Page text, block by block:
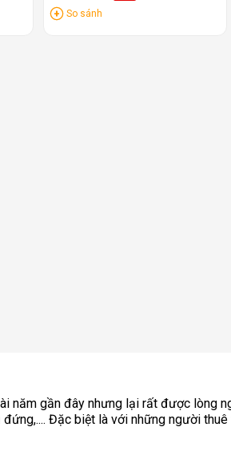
So sánh
gần đây nhưng lại rất được lòng
Đặc biệt là với những người